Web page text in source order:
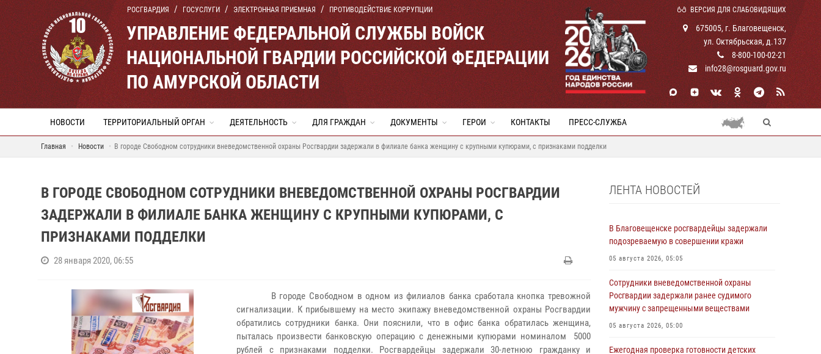
РОСГВАРДИЯ ГОСУСЛУГИ ЭЛЕКТРОННАЯ ПРИЕМНАЯ ПРОТИВОДЕЙСТВИЕ КОРРУПЦИИ ВЕРСИЯ ДЛЯ СЛАБОВИДЯЩИХ
УПРАВЛЕНИЕ ФЕДЕРАЛЬНОЙ СЛУЖБЫ ВОЙСК
НАЦИОНАЛЬНОЙ ГВАРДИИ РОССИЙСКОЙ ФЕДЕРАЦИИ
ПО АМУРСКОЙ ОБЛАСТИ
675005, г. Благовещенск,
ул. Октябрьская, д.137
8-800-100-02-21
info28@rosguard.gov.ru
НОВОСТИ ТЕРРИТОРИАЛЬНЫЙ ОРГАН ДЕЯТЕЛЬНОСТЬ ДЛЯ ГРАЖДАН ДОКУМЕНТЫ ГЕРОИ КОНТАКТЫ ПРЕСС-СЛУЖБА
Главная Новости В городе Свободном сотрудники вневедомственной охраны Росгвардии задержали в филиале банка женщину с крупными купюрами, с признаками подделки
В ГОРОДЕ СВОБОДНОМ СОТРУДНИКИ ВНЕВЕДОМСТВЕННОЙ ОХРАНЫ РОСГВАРДИИ
ЗАДЕРЖАЛИ В ФИЛИАЛЕ БАНКА ЖЕНЩИНУ С КРУПНЫМИ КУПЮРАМИ, С
ПРИЗНАКАМИ ПОДДЕЛКИ
28 января 2020, 06:55
В городе Свободном в одном из филиалов банка сработала кнопка тревожной
сигнализации. К прибывшему на место экипажу вневедомственной охраны Росгвардии
обратились сотрудники банка. Они пояснили, что в офис банка обратилась женщина,
пыталась произвести банковскую операцию с денежными купюрами номиналом 5000
рублей с признаками подделки. Росгвардейцы задержали 30-летнюю гражданку и
ЛЕНТА НОВОСТЕЙ
В Благовещенске росгвардейцы задержали
подозреваемую в совершении кражи
05 августа 2026, 05:05
Сотрудники вневедомственной охраны
Росгвардии задержали ранее судимого
мужчину с запрещенными веществами
05 августа 2026, 05:00
Ежегодная проверка готовности детских